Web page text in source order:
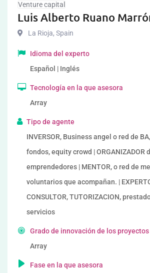
Venture capital
Luis Alberto Ruano
La Rioja, Spain
Idioma del experto
Español | Inglés
Tecnología en la que asesora
Array
Tipo de agente
INVERSOR, Business angel o red de
fondos, equity crowd | ORGANIZADOR
emprendedores | MENTOR, o red de
voluntarios que acompañan. |
CONSULTOR, TUTORIZACION,
servicios
Grado de innovación de los
Array
Fase en la que asesora